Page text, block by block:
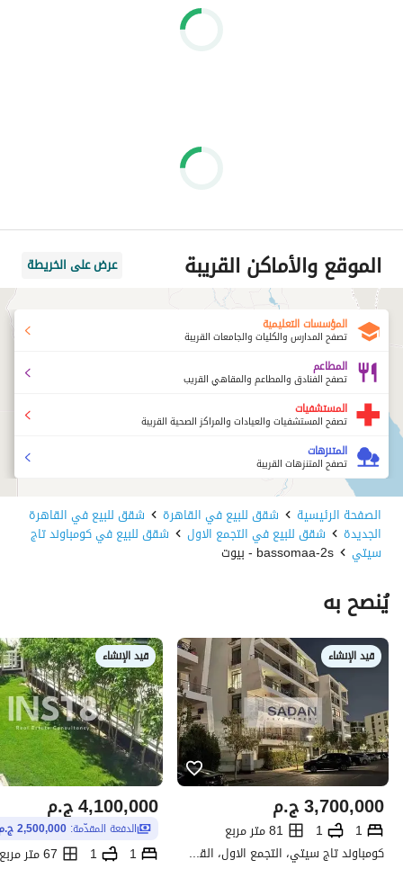
الموقع والأماكن القريبة عرض على الخريطة
المؤسسات التعليمية
تصفح المدارس والكليات والجامعات القريبة
المطاعم
تصفح الفنادق والمطاعم والمقاهي القريب
المستشفيات
تصفح المستشفيات والعيادات والمراكز الصحية القريبة
المتنزهات
تصفح المتنزهات القريبة
الصفحة الرئيسية شقق للبيع في القاهرة شقق للبيع في القاهرة
الجديدة شقق للبيع في التجمع الاول شقق للبيع في كومباوند تاج
سيتي bassomaa-2s - بيوت
يُنصح به
قيد الإنشاء
ج.م3,700,000
1
1
81 متر مربع
كومباوند تاج سيتي، التجمع الاول، القاهرة الجديدة، القاهرة
قيد الإنشاء
ج.م4,100,000
الدفعة المقدّمة: 2,500,000 ج.م
1
1 67 متر مربع